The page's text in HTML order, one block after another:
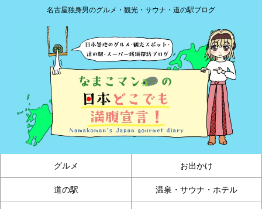
名古屋独身男のグルメ・観光・サウナ・道の駅ブログ
グルメ お出かけ
道の駅 温泉・サウナ・ホテル